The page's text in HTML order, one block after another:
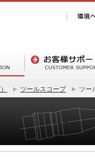
ツールスコープ ツー